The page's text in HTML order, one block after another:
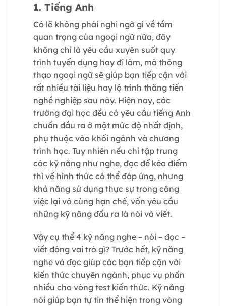
1. Tiếng Anh
Có lẽ không phải nghi ngờ gì về tầm
quan trọng của ngoại ngữ nữa, đây
không chỉ là yêu cầu xuyên suốt quy
trình tuyển dụng hay đi làm, mà thông
thạo ngoại ngữ sẽ giúp bạn tiếp cận với
rất nhiều tài liệu hay lộ trình thăng tiến
nghề nghiệp sau này. Hiện nay, các
trường đại học đều có yêu cầu tiếng Anh
chuẩn đầu ra ở một mức độ nhất định,
phụ thuộc vào khối ngành và chương
trình học. Tuy nhiên nếu chỉ tập trung
các kỹ năng như nghe, đọc để kéo điểm
thì về hình thức có thể đáp ứng, nhưng
khả năng sử dụng thực sự trong công
việc lại vô cùng hạn chế, vốn yêu cầu
những kỹ năng đầu ra là nói và viết.
Vậy cụ thể 4 kỹ năng nghe – nói – đọc –
viết đóng vai trò gì? Trước hết, kỹ năng
nghe và đọc giúp các bạn tiếp cận với
kiến thức chuyên ngành, phục vụ phần
nhiều cho vòng test kiến thức. Kỹ năng
nói giúp bạn tự tin thể hiện trong vòng